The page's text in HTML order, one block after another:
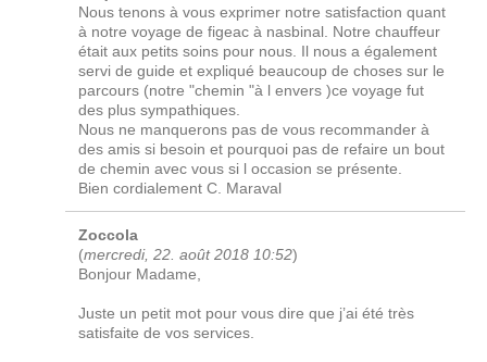
Nous tenons à vous exprimer notre satisfaction quant
à notre voyage de figeac à nasbinal. Notre chauffeur
était aux petits soins pour nous. Il nous a également
servi de guide et expliqué beaucoup de choses sur le
parcours (notre "chemin "à l envers )ce voyage fut
des plus sympathiques.
Nous ne manquerons pas de vous recommander à
des amis si besoin et pourquoi pas de refaire un bout
de chemin avec vous si l occasion se présente.
Bien cordialement C. Maraval
Zoccola
(mercredi, 22. août 2018 10:52)
Bonjour Madame,
Juste un petit mot pour vous dire que j’ai été très
satisfaite de vos services.